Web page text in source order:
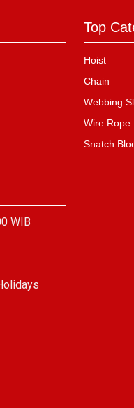
WIB
Top
Hoist
Chain
Webbing
Wire Rope
Snatch